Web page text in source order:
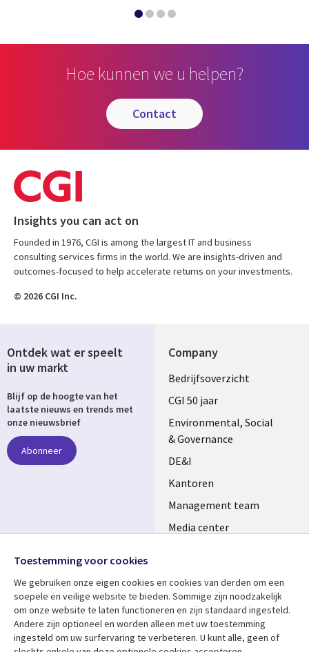
Hoe kunnen we u helpen?
contact
Insights you can act on
Founded in 1976, CGI is among the largest IT and business
consulting services firms in the world. We are insights-driven and
outcomes-focused to help accelerate returns on your investments.
© 2026 CGI Inc.
Company
Useful
links
NETHERLANDS
Bedrijfsoverzicht
CGI 50 jaar
Environmental, Social
& Governance
DE&I
Kantoren
Management team
Media center
Bekijk meer Support
Ontdek wat er speelt
in uw markt
Blijf op de hoogte van het
laatste nieuws en trends met
onze nieuwsbrief
Abonneer
Media
NETHERLANDS
Toestemming voor cookies
We gebruiken onze eigen cookies en cookies van derden om een ​​
soepele en veilige website te bieden. Sommige zijn noodzakelijk
om onze website te laten functioneren en zijn standaard ingesteld.
Andere zijn optioneel en worden alleen met uw toestemming
ingesteld om uw surfervaring te verbeteren. U kunt alle, geen of